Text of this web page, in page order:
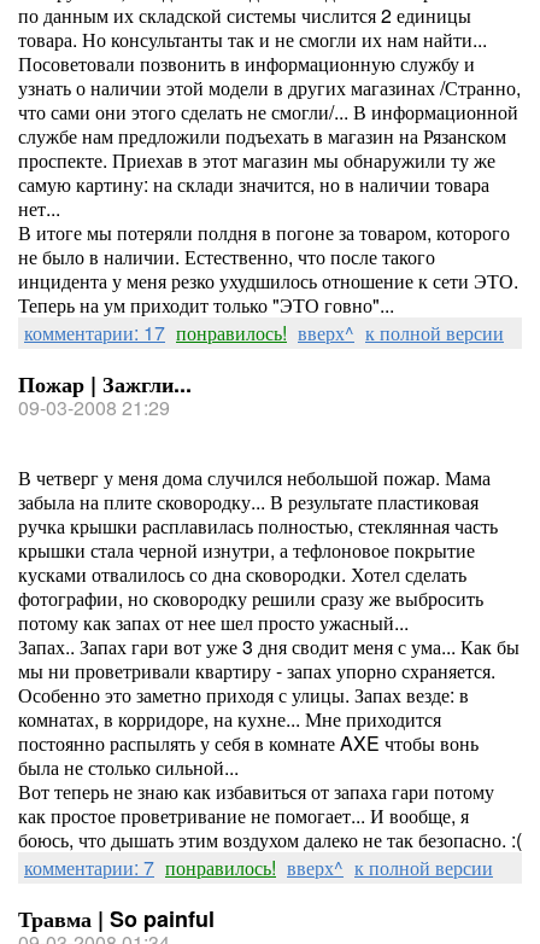
по данным их складской системы числится 2 единицы
товара. Но консультанты так и не смогли их нам найти...
Посоветовали позвонить в информационную службу и
узнать о наличии этой модели в других магазинах /Странно,
что сами они этого сделать не смогли/... В информационной
службе нам предложили подъехать в магазин на Рязанском
проспекте. Приехав в этот магазин мы обнаружили ту же
самую картину: на склади значится, но в наличии товара
нет...
В итоге мы потеряли полдня в погоне за товаром, которого
не было в наличии. Естественно, что после такого
инцидента у меня резко ухудшилось отношение к сети ЭТО.
Теперь на ум приходит только "ЭТО говно"...
комментарии: 17 понравилось! вверх^ к полной версии
Пожар | Зажгли...
09-03-2008 21:29
В четверг у меня дома случился небольшой пожар. Мама
забыла на плите сковородку... В результате пластиковая
ручка крышки расплавилась полностью, стеклянная часть
крышки стала черной изнутри, а тефлоновое покрытие
кусками отвалилось со дна сковородки. Хотел сделать
фотографии, но сковородку решили сразу же выбросить
потому как запах от нее шел просто ужасный...
Запах.. Запах гари вот уже 3 дня сводит меня с ума... Как бы
мы ни проветривали квартиру - запах упорно схраняется.
Особенно это заметно приходя с улицы. Запах везде: в
комнатах, в корридоре, на кухне... Мне приходится
постоянно распылять у себя в комнате AXE чтобы вонь
была не столько сильной...
Вот теперь не знаю как избавиться от запаха гари потому
как простое проветривание не помогает... И вообще, я
боюсь, что дышать этим воздухом далеко не так безопасно. :(
комментарии: 7 понравилось! вверх^ к полной версии
Травма | So painful